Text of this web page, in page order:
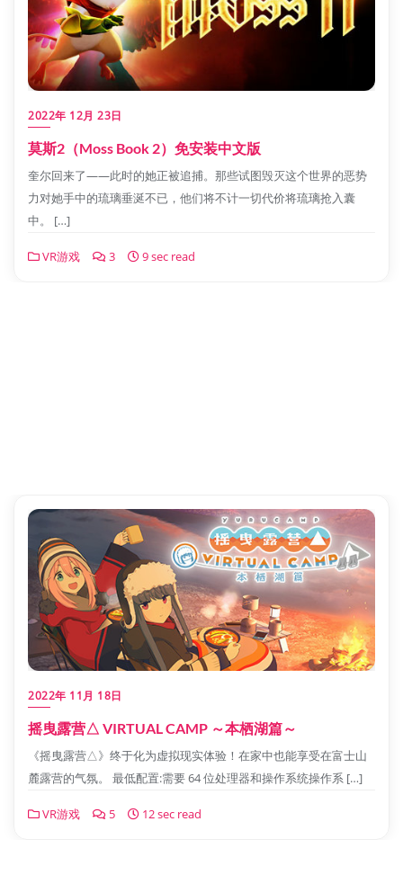
2022年 12月 23日
莫斯2（Moss Book 2）免安装中文版
奎尔回来了——此时的她正被追捕。那些试图毁灭这个世界的恶势
力对她手中的琉璃垂涎不已，他们将不计一切代价将琉璃抢入囊
中。 […]
VR游戏 3 9 sec read
2022年 11月 18日
摇曳露营△ VIRTUAL CAMP ～本栖湖篇～
《摇曳露营△》终于化为虚拟现实体验！在家中也能享受在富士山
麓露营的气氛。 最低配置:需要 64 位处理器和操作系统操作系 […]
VR游戏 5 12 sec read